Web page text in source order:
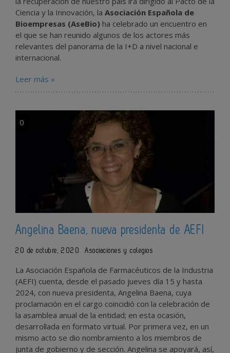
Ciencia y la Innovación, la Asociación Española de
Bioempresas (AseBio) ha celebrado un encuentro en
el que se han reunido algunos de los actores más
relevantes del panorama de la I+D a nivel nacional e
internacional.
Leer más »
0
Angelina Baena, nueva presidenta de AEFI
20 de octubre, 2020 Asociaciones y colegios
La Asociación Española de Farmacéuticos de la Industria
(AEFI) cuenta, desde el pasado jueves día 15 y hasta
2024, con nueva presidenta, Angelina Baena, cuya
proclamación en el cargo coincidió con la celebración de
la asamblea anual de la entidad; en esta ocasión,
desarrollada en formato virtual. Por primera vez, en un
mismo acto se dio nombramiento a los miembros de
junta de gobierno y de sección. Angelina se apoyará, así,